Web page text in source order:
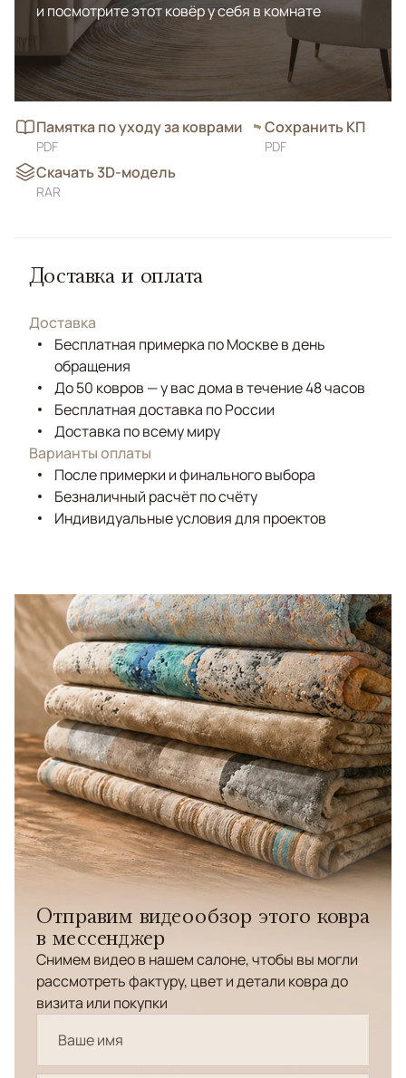
и посмотрите этот ковёр у себя в комнате
Памятка по уходу за коврами
PDF
Сохранить КП
PDF
Скачать 3D-модель
RAR
Доставка и оплата
Доставка
Бесплатная примерка по Москве в день
обращения
До 50 ковров — у вас дома в течение 48 часов
Бесплатная доставка по России
Доставка по всему миру
Варианты оплаты
После примерки и финального выбора
Безналичный расчёт по счёту
Индивидуальные условия для проектов
Отправим видеообзор этого ковра
в мессенджер
Снимем видео в нашем салоне, чтобы вы могли
рассмотреть фактуру, цвет и детали ковра до
визита или покупки